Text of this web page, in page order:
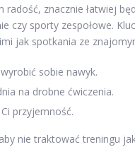
znacznie łatwiej
czy sporty zespołowe.
jak spotkania ze
sobie nawyk.
na drobne ćwiczenia.
przyjemność.
nie traktować treningu